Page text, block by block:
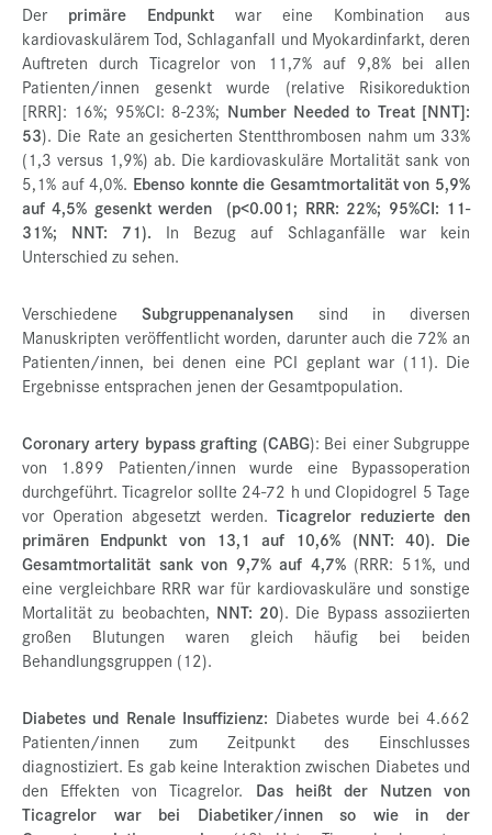
Der primäre Endpunkt war eine Kombination aus
kardiovaskulärem Tod, Schlaganfall und Myokardinfarkt, deren
Auftreten durch Ticagrelor von 11,7% auf 9,8% bei allen
Patienten/innen gesenkt wurde (relative Risikoreduktion
[RRR]: 16%; 95%CI: 8-23%; Number Needed to Treat [NNT]:
53). Die Rate an gesicherten Stentthrombosen nahm um 33%
(1,3 versus 1,9%) ab. Die kardiovaskuläre Mortalität sank von
5,1% auf 4,0%. Ebenso konnte die Gesamtmortalität von 5,9%
auf 4,5% gesenkt werden (p<0.001; RRR: 22%; 95%CI: 11-
31%; NNT: 71). In Bezug auf Schlaganfälle war kein
Unterschied zu sehen.
VerschiedeneSubgruppenanalysen sind in diversen
Manuskripten veröffentlicht worden, darunter auch die 72% an
Patienten/innen, bei denen eine PCI geplant war (11). Die
Ergebnisse entsprachen jenen der Gesamtpopulation.
Coronary artery bypass grafting (CABG): Bei einer Subgruppe
von 1.899 Patienten/innen wurde eine Bypassoperation
durchgeführt. Ticagrelor sollte 24-72 h und Clopidogrel 5 Tage
vor Operation abgesetzt werden. Ticagrelor reduzierte den
primären Endpunkt von 13,1 auf 10,6% (NNT: 40). Die
Gesamtmortalität sank von 9,7% auf 4,7%(RRR: 51%, und
eine vergleichbare RRR war für kardiovaskuläre und sonstige
Mortalität zu beobachten, NNT: 20). Die Bypass assoziierten
großen Blutungen waren gleich häufig bei beiden
Behandlungsgruppen (12).
Diabetes und Renale Insuffizienz: Diabetes wurde bei 4.662
Patienten/innen zum Zeitpunkt des Einschlusses
diagnostiziert. Es gab keine Interaktion zwischen Diabetes und
den Effekten von Ticagrelor. Das heißt der Nutzen von
Ticagrelor war bei Diabetiker/innen so wie in der